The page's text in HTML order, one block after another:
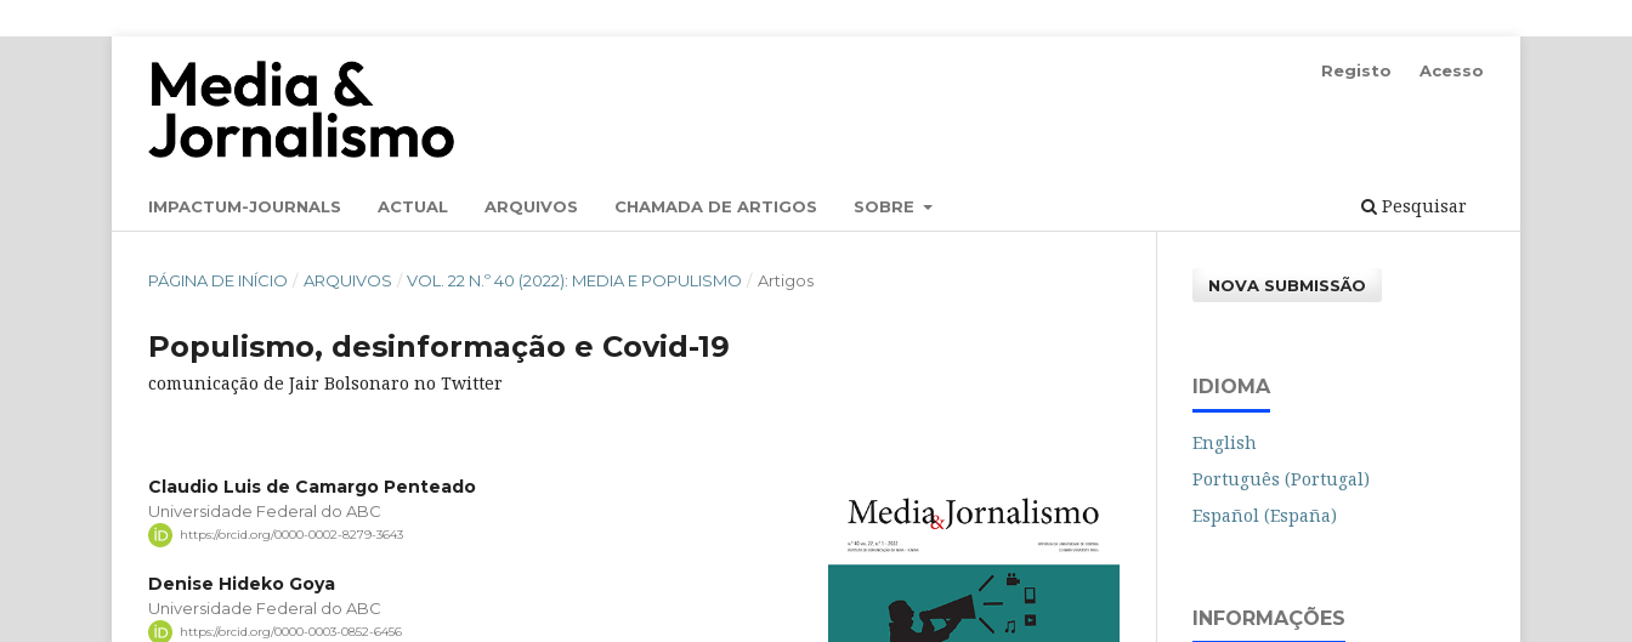
IMPACTUM-JOURNALS ACTUAL ARQUIVOS CHAMADA DE ARTIGOS SOBRE Pesquisar
Registo Acesso
PÁGINA DE INÍCIO / ARQUIVOS / VOL. 22 N.º 40 (2022): MEDIA E POPULISMO / Artigos
Populismo, desinformação e Covid-19
comunicação de Jair Bolsonaro no Twitter
Claudio Luis de Camargo Penteado
Universidade Federal do ABC
https://orcid.org/0000-0002-8279-3643
Denise Hideko Goya
Universidade Federal do ABC
https://orcid.org/0000-0003-0852-6456
NOVA SUBMISSÃO
IDIOMA
English
Português (Portugal)
Español (España)
INFORMAÇÕES